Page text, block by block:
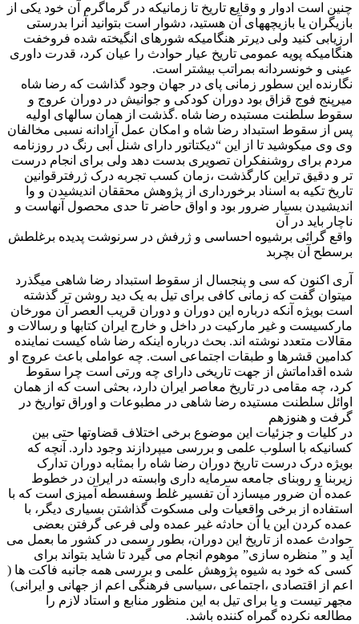
چنین است ادوار و وقایع تاریخ تا زمانیکه در گرماگرم آن خود یکی از
بازیگران یا بازیچههای آن هستید، دشوار است بتوانید آنرا بدرستی
ارزیابی کنید ولی دیرتر هنگامیکه شورهای انگیخته شده فروخفت
هنگامیکه پویه عمومی تاریخ عیار حوادث را عیان کرد، قدرت داوری
عینی و خونسردانه بمراتب بیشتر است.
نگارنده این سطور زمانی پای در جهان وجود گذاشت که رضا شاه
میرپنج فوج قزاق بود دوران کودکی و جوانیش در دوران عروج و
سقوط سلطنت مستبده رضا شاه .گذشت از همان سالهای اولیه
پس از سقوط استبداد رضا شاه و امکان عمل آزادانه نسبی مخالفان
وی وی میکوشید تا از این “دیکتاتور دارای شنل آبی رنگ در روزنامه
مردم برای روشنفکران تصویری بدست دهد ولی برای انجام درست
تر و دقیق تراین کارگذشت ،زمان کسب تجربه درک ژرفترقوانین
تاریخ تکیه به اسناد برخورداری از پژوهش محققان اندیشیدن و وا
اندیشیدن بسیار ضرور بود و اواق حاضر تا حدی محصول آنهاست و
ناچار باید در آن
واقع گرائی برشیوه احساسی و ژرفش در سرنوشت پدیده برغلطش
برسطح آن بچربد
آری اکنون که سی و پنجسال از سقوط استبداد رضا شاهی میگذرد
میتوان گفت که زمانی کافی برای تیل به یک دید روشن تر گذشته
است بویژه آنکه درباره این دوران و دوران قريب العصر آن مورخان
مارکسیست و غیر مارکیت در داخل و خارج ایران کتابها و رسالات و
مقالات متعدد نوشته اند. بحث درباره اینکه رضا شاه کیست نماینده
کدامین قشرها و طبقات اجتماعی است. چه عواملی باعث عروج او
شده اقداماتش از جهت تاریخی دارای چه ورتی است چرا سقوط
کرد، چه مقامی در تاریخ معاصر ایران دارد، بحثی است که از همان
اوائل سلطنت مستیده رضا شاهی در مطبوعات و اوراق تواریخ در
گرفت و هنوزهم
در کلیات و جزئیات این موضوع برخی اختلاف قضاوتها حتی بین
کسانیکه با اسلوب علمی و بررسی میپردازند وجود دارد. آنچه که
بویژه درک درست تاریخ دوران رضا شاه را بمثابه دوران تدارک
زیربنا و روبنای جامعه سرمایه داری وابسته در ایران در خطوط
عمده آن ضرور میسازد آن تفسیر غلط وسفسطه آمیزی است که با
استفاده از برخی واقعیات ولی مسکوت گذاشتن بسیاری دیگر، با
عمده کردن این یا آن حادثه غیر عمده ولی فرعی گرفتن بعضی
حوادث عمده از تاریخ این دوران، بطور رسمی در كشور ما بعمل می
آید و ” منظره سازی” موهوم انجام می گیرد تا شاید بتواند برای
کسی که خود به شیوه پژوهش علمی و بررسی همه جانبه فاکت ها (
اعم از اقتصادی ،اجتماعی ،سیاسی فرهنگی اعم از جهانی و ایرانی)
مجهر تیست و یا برای تیل به این منظور منابع و استاد لازم را
مطالعه نکرده گمراه کننده باشد.